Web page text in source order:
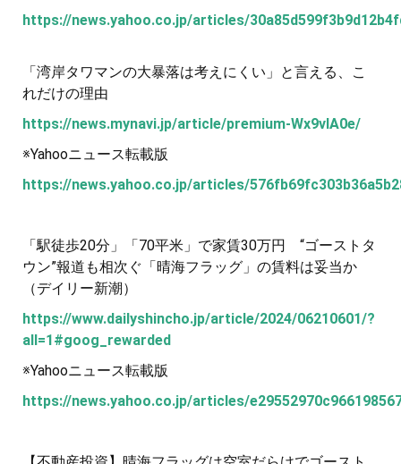
https://news.yahoo.co.jp/articles/
「湾岸タワマンの大暴落は考えにくい」と言える、こ
れだけの理由
https://news.mynavi.jp/article/premium-Wx9vIA0e/
※Yahooニュース転載版
https://news.yahoo.co.jp/articles/
「駅徒歩20分」「70平米」で家賃30万円 “ゴーストタ
ウン”報道も相次ぐ「晴海フラッグ」の賃料は妥当か
（デイリー新潮）
https://www.dailyshincho.jp/article/2024/06210601/?
all=1#goog_rewarded
※Yahooニュース転載版
https://news.yahoo.co.jp/articles/